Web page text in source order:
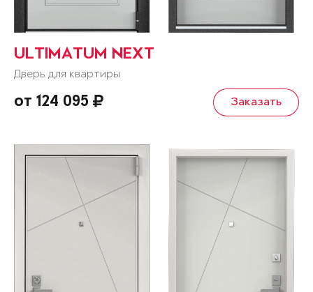
ULTIMATUM NEXT
Дверь для квартиры
от 124 095 Заказать